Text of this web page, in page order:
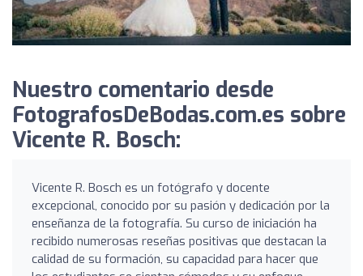
Nuestro comentario desde
FotografosDeBodas.com.es sobre
Vicente R. Bosch:
Vicente R. Bosch es un fotógrafo y docente
excepcional, conocido por su pasión y dedicación por la
enseñanza de la fotografía. Su curso de iniciación ha
recibido numerosas reseñas positivas que destacan la
calidad de su formación, su capacidad para hacer que